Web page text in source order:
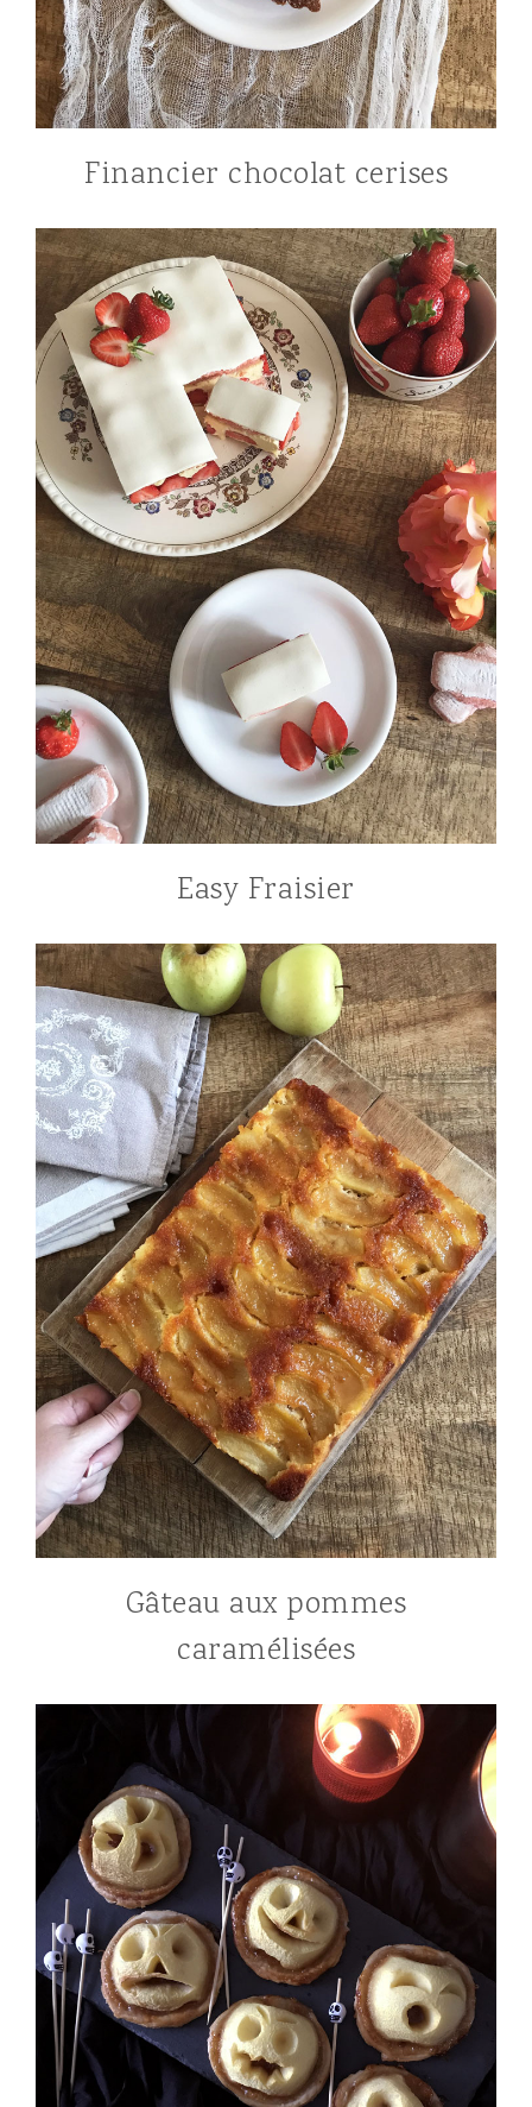
Financier chocolat cerises
Easy Fraisier
Gâteau aux pommes
caramélisées